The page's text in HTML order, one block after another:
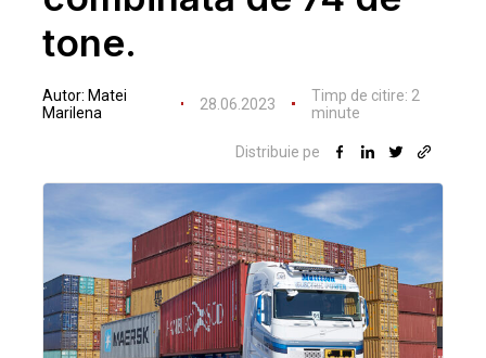
tone.
Autor: Matei
Marilena
28.06.2023 Timp de citire: 2
minute
Distribuie pe